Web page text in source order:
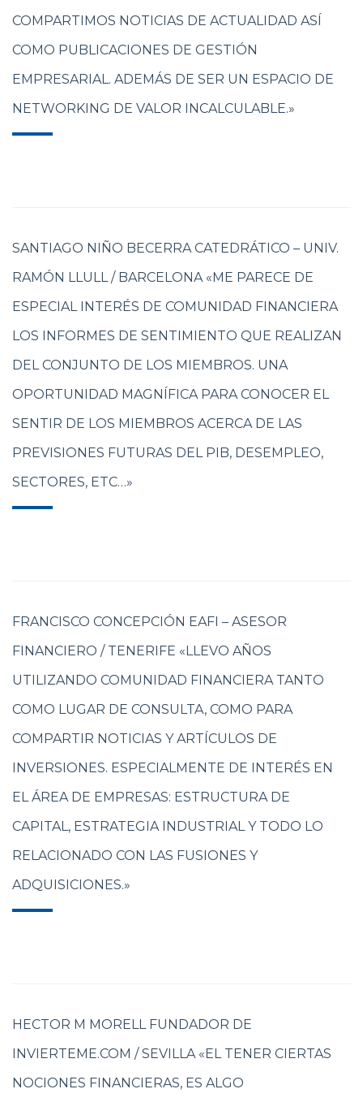
COMPARTIMOS NOTICIAS DE ACTUALIDAD ASÍ
COMO PUBLICACIONES DE GESTIÓN
EMPRESARIAL. ADEMÁS DE SER UN ESPACIO DE
NETWORKING DE VALOR INCALCULABLE.»
SANTIAGO NIÑO BECERRA CATEDRÁTICO – UNIV.
RAMÓN LLULL / BARCELONA «ME PARECE DE
ESPECIAL INTERÉS DE COMUNIDAD FINANCIERA
LOS INFORMES DE SENTIMIENTO QUE REALIZAN
DEL CONJUNTO DE LOS MIEMBROS. UNA
OPORTUNIDAD MAGNÍFICA PARA CONOCER EL
SENTIR DE LOS MIEMBROS ACERCA DE LAS
PREVISIONES FUTURAS DEL PIB, DESEMPLEO,
SECTORES, ETC…»
FRANCISCO CONCEPCIÓN EAFI – ASESOR
FINANCIERO / TENERIFE «LLEVO AÑOS
UTILIZANDO COMUNIDAD FINANCIERA TANTO
COMO LUGAR DE CONSULTA, COMO PARA
COMPARTIR NOTICIAS Y ARTÍCULOS DE
INVERSIONES. ESPECIALMENTE DE INTERÉS EN
EL ÁREA DE EMPRESAS: ESTRUCTURA DE
CAPITAL, ESTRATEGIA INDUSTRIAL Y TODO LO
RELACIONADO CON LAS FUSIONES Y
ADQUISICIONES.»
HECTOR M MORELL FUNDADOR DE
INVIERTEME.COM / SEVILLA «EL TENER CIERTAS
NOCIONES FINANCIERAS, ES ALGO